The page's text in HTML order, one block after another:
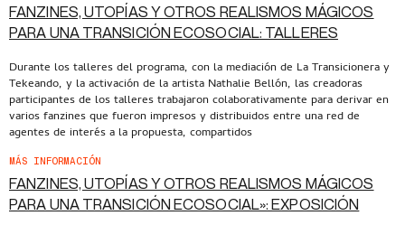
FANZINES, UTOPÍAS Y OTROS REALISMOS MÁGICOS
PARA UNA TRANSICIÓN ECOSOCIAL: TALLERES
Durante los talleres del programa, con la mediación de La Transicionera y
Tekeando, y la activación de la artista Nathalie Bellón, las creadoras
participantes de los talleres trabajaron colaborativamente para derivar en
varios fanzines que fueron impresos y distribuidos entre una red de
agentes de interés a la propuesta, compartidos
MÁS INFORMACIÓN
FANZINES, UTOPÍAS Y OTROS REALISMOS MÁGICOS
PARA UNA TRANSICIÓN ECOSOCIAL»: EXPOSICIÓN